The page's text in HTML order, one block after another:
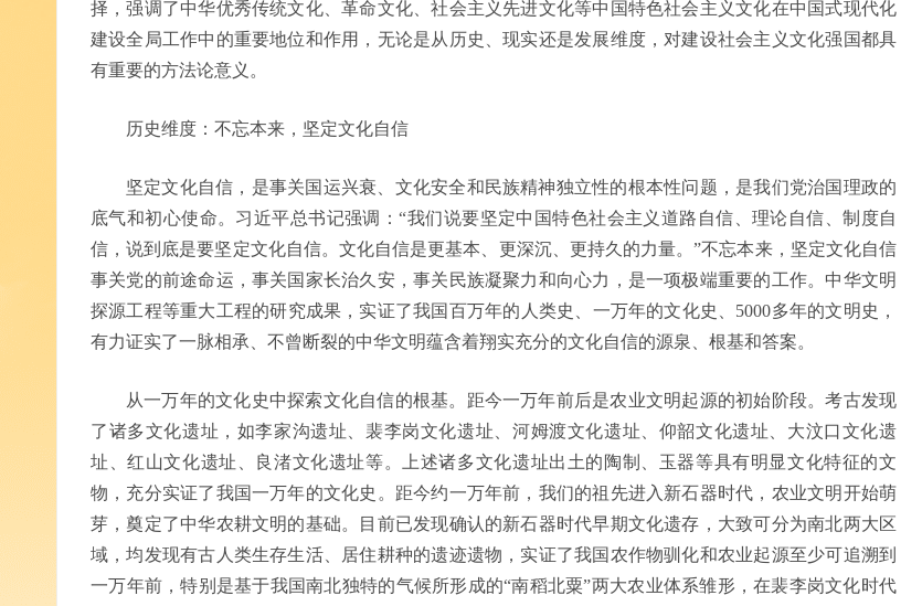
择，强调了中华优秀传统文化、革命文化、社会主义先进文化等中国特色社会主义文化在中国式现代化
建设全局工作中的重要地位和作用，无论是从历史、现实还是发展维度，对建设社会主义文化强国都具
有重要的方法论意义。
历史维度：不忘本来，坚定文化自信
坚定文化自信，是事关国运兴衰、文化安全和民族精神独立性的根本性问题，是我们党治国理政的
底气和初心使命。习近平总书记强调：“我们说要坚定中国特色社会主义道路自信、理论自信、制度自
信，说到底是要坚定文化自信。文化自信是更基本、更深沉、更持久的力量。”不忘本来，坚定文化自信
事关党的前途命运，事关国家长治久安，事关民族凝聚力和向心力，是一项极端重要的工作。中华文明
探源工程等重大工程的研究成果，实证了我国百万年的人类史、一万年的文化史、5000多年的文明史，
有力证实了一脉相承、不曾断裂的中华文明蕴含着翔实充分的文化自信的源泉、根基和答案。
从一万年的文化史中探索文化自信的根基。距今一万年前后是农业文明起源的初始阶段。考古发现
了诸多文化遗址，如李家沟遗址、裴李岗文化遗址、河姆渡文化遗址、仰韶文化遗址、大汶口文化遗
址、红山文化遗址、良渚文化遗址等。上述诸多文化遗址出土的陶制、玉器等具有明显文化特征的文
物，充分实证了我国一万年的文化史。距今约一万年前，我们的祖先进入新石器时代，农业文明开始萌
芽，奠定了中华农耕文明的基础。目前已发现确认的新石器时代早期文化遗存，大致可分为南北两大区
域，均发现有古人类生存生活、居住耕种的遗迹遗物，实证了我国农作物驯化和农业起源至少可追溯到
一万年前，特别是基于我国南北独特的气候所形成的“南稻北粟”两大农业体系雏形，在裴李岗文化时代